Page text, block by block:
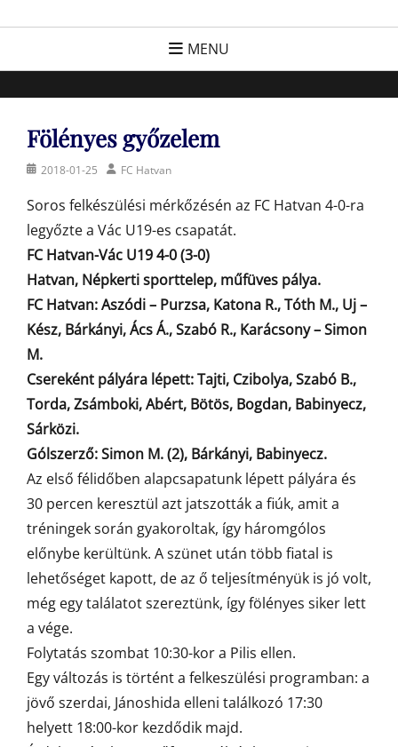
FC Hatvan
Egyesület a hatvani labdarúgásért, sportért!
MENU
Fölényes győzelem
Posted2018-01-25 AuthorFC Hatvan
Soros felkészülési mérkőzésén az FC Hatvan 4-0-ra
legyőzte a Vác U19-es csapatát.
FC Hatvan-Vác U19 4-0 (3-0)
Hatvan, Népkerti sporttelep, műfüves pálya.
FC Hatvan: Aszódi – Purzsa, Katona R., Tóth M., Uj –
Kész, Bárkányi, Ács Á., Szabó R., Karácsony – Simon
M.
Csereként pályára lépett: Tajti, Czibolya, Szabó B.,
Torda, Zsámboki, Abért, Bötös, Bogdan, Babinyecz,
Sárközi.
Gólszerző: Simon M. (2), Bárkányi, Babinyecz.
Az első félidőben alapcsapatunk lépett pályára és
30 percen keresztül azt jatszották a fiúk, amit a
tréningek során gyakoroltak, így háromgólos
előnybe kerültünk. A szünet után több fiatal is
lehetőséget kapott, de az ő teljesítményük is jó volt,
még egy találatot szereztünk, így fölényes siker lett
a vége.
Folytatás szombat 10:30-kor a Pilis ellen.
Egy változás is történt a felkeszülési programban: a
jövő szerdai, Jánoshida elleni találkozó 17:30
helyett 18:00-kor kezdődik majd.